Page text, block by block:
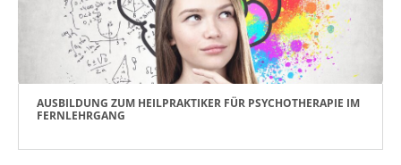
AUSBILDUNG ZUM HEILPRAKTIKER FÜR PSYCHOTHERAPIE IM
FERNLEHRGANG